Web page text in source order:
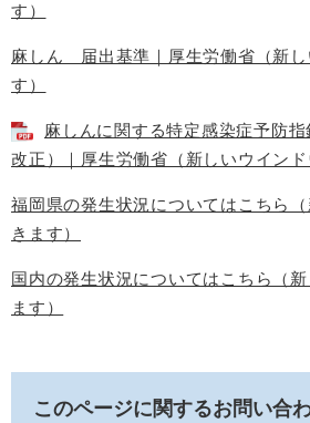
す）
麻しん 届出基準｜厚生労働省（新し
す）
麻しんに関する特定感染症予防
改正）｜厚生労働省（新しいウインド
福岡県の発生状況についてはこちら
きます）
国内の発生状況についてはこちら（
ます）
このページに関するお問い合